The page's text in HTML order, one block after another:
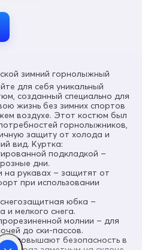
материалы,
Болонь, Экологичные
зимний горнолыжный
для себя уникальный
созданный специально для
жизнь без зимних спортов
воздухе. Этот костюм был
горнолыжников,
защиту от холода и
вид. Куртка:
подкладкой –
дни.
на рукавах – защитят от
при использовании
юбка –
и мелкого снега.
молнии – для
до ски-пассов.
– повышают безопасность в